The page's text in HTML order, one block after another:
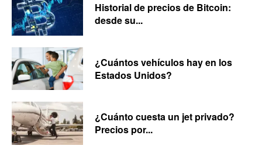
Historial de precios de Bitcoin:
desde su...
¿Cuántos vehículos hay en los
Estados Unidos?
¿Cuánto cuesta un jet privado?
Precios por...